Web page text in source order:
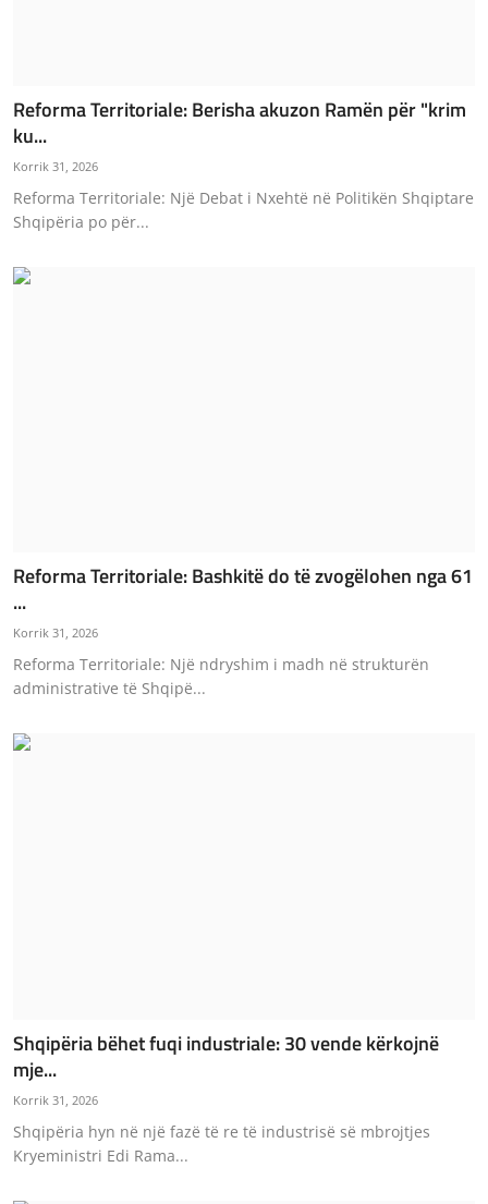
Reforma Territoriale: Berisha akuzon Ramën për "krim
ku...
Korrik 31, 2026
Reforma Territoriale: Një Debat i Nxehtë në Politikën Shqiptare
Shqipëria po për...
Reforma Territoriale: Bashkitë do të zvogëlohen nga 61
...
Korrik 31, 2026
Reforma Territoriale: Një ndryshim i madh në strukturën
administrative të Shqipë...
Shqipëria bëhet fuqi industriale: 30 vende kërkojnë
mje...
Korrik 31, 2026
Shqipëria hyn në një fazë të re të industrisë së mbrojtjes
Kryeministri Edi Rama...